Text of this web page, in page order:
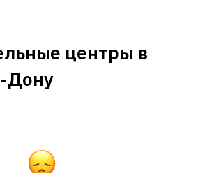
центры в
Дону